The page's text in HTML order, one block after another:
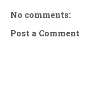
No comments:
Post a Comment